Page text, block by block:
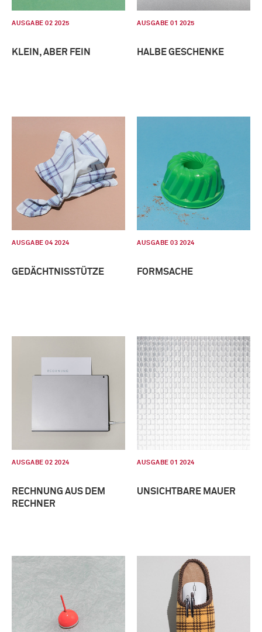
AUSGABE 02 2025
KLEIN, ABER FEIN
AUSGABE 01 2025
HALBE GESCHENKE
AUSGABE 04 2024
GEDÄCHTNISSTÜTZE
AUSGABE 03 2024
FORMSACHE
AUSGABE 02 2024
RECHNUNG AUS DEM
RECHNER
AUSGABE 01 2024
UNSICHTBARE MAUER